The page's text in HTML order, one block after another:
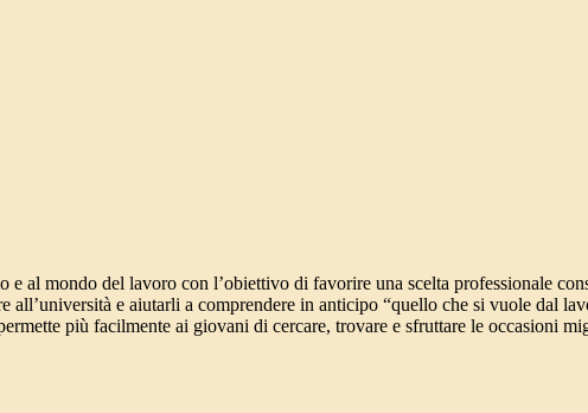
e al mondo del lavoro con l’obiettivo di favorire una scelta professionale
all’università e aiutarli a comprendere in anticipo “quello che si vuole dal
più facilmente ai giovani di cercare, trovare e sfruttare le occasioni